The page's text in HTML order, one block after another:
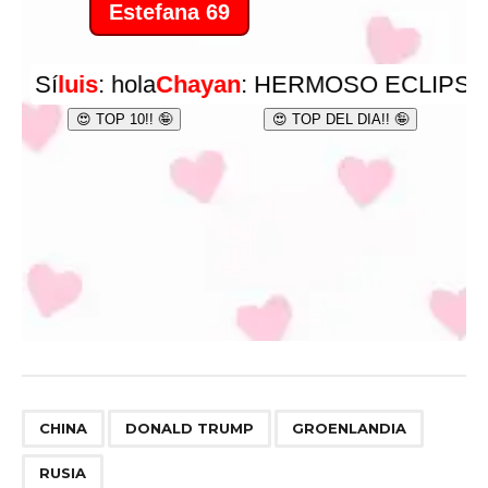
CHINA DONALD TRUMP GROENLANDIA
RUSIA